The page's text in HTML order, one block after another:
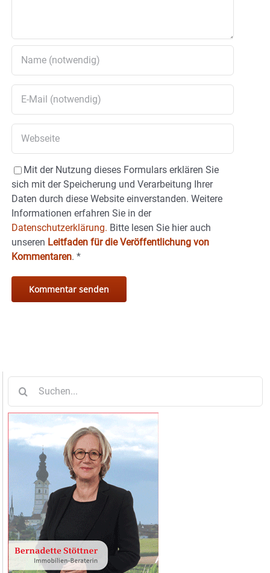
Mit der Nutzung dieses Formulars erklären Sie
sich mit der Speicherung und Verarbeitung Ihrer
Daten durch diese Website einverstanden. Weitere
Informationen erfahren Sie in der
Datenschutzerklärung. Bitte lesen Sie hier auch
unseren Leitfaden für die Veröffentlichung von
Kommentaren. *
nach: